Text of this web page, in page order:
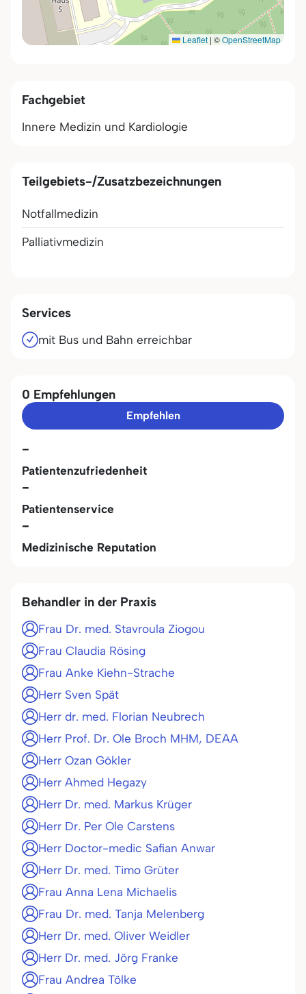
Leaflet | ©OpenStreetMap
Fachgebiet
Innere Medizin und Kardiologie
Teilgebiets-/Zusatzbezeichnungen
Notfallmedizin
Palliativmedizin
Services
mit Bus und Bahn erreichbar
0 Empfehlungen
Empfehlen
-
Patientenzufriedenheit
-
Patientenservice
-
Medizinische Reputation
Behandler in der Praxis
Frau Dr. med. Stavroula Ziogou
Frau Claudia Rösing
Frau Anke Kiehn-Strache
Herr Sven Spät
Herr dr. med. Florian Neubrech
Herr Prof. Dr. Ole Broch MHM, DEAA
Herr Ozan Gökler
Herr Ahmed Hegazy
Herr Dr. med. Markus Krüger
Herr Dr. Per Ole Carstens
Herr Doctor-medic Safian Anwar
Herr Dr. med. Timo Grüter
Frau Anna Lena Michaelis
Frau Dr. med. Tanja Melenberg
Herr Dr. med. Oliver Weidler
Herr Dr. med. Jörg Franke
Frau Andrea Tölke